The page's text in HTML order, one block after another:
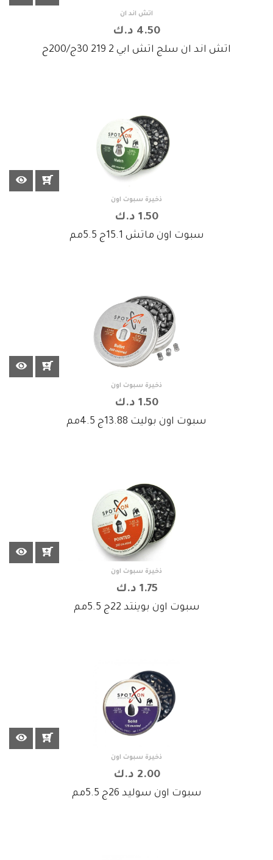
اتش اند ان
4.50 د.ك
اتش اند ان سلج اتش ابي 2 219 30ج/200ح
ذخيرة سبوت اون
1.50 د.ك
سبوت اون ماتش 15.1ج 5.5مم
ذخيرة سبوت اون
1.50 د.ك
سبوت اون بوليت 13.88ج 4.5مم
ذخيرة سبوت اون
1.75 د.ك
سبوت اون بوينتد 22ج 5.5مم
ذخيرة سبوت اون
2.00 د.ك
سبوت اون سوليد 26ج 5.5مم